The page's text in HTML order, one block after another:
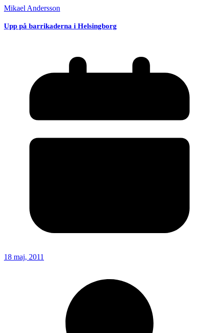
Mikael Andersson
Upp på barrikaderna i Helsingborg
18 maj, 2011